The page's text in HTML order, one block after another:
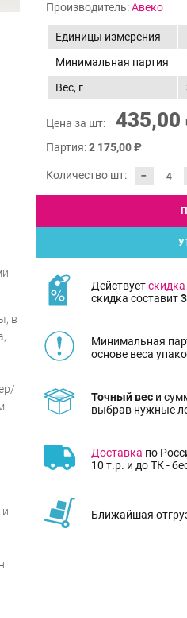
Производитель:Авеко
Единицы измерения
Минимальная партия
Вес, г
Цена за шт: 435,00
Партия:2 175,00 ₽
Количество шт: -
Действуетскидка
скидка составит
Минимальная
основе веса
Точный вес и
выбрав нужные
Доставка по
10 т.р. и до ТК -
Ближайшая
в